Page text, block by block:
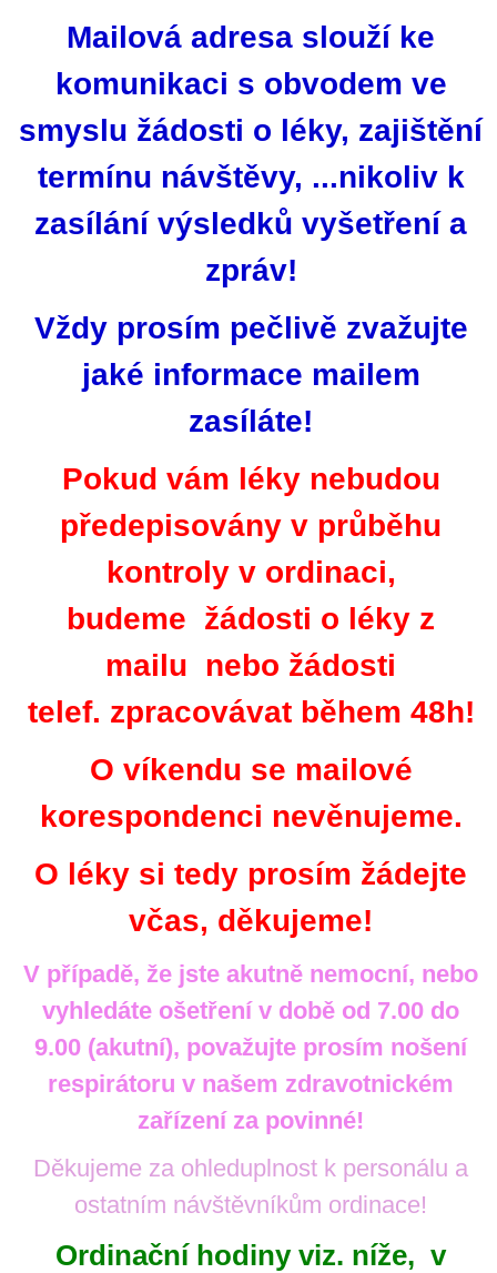
Mailová adresa slouží ke
komunikaci s obvodem ve
smyslu žádosti o léky, zajištění
termínu návštěvy, ...nikoliv k
zasílání výsledků vyšetření a
zpráv!
Vždy prosím pečlivě zvažujte
jaké informace mailem
zasíláte!
Pokud vám léky nebudou
předepisovány v průběhu
kontroly v ordinaci,
budeme žádosti o léky z
mailu nebo žádosti
telef. zpracovávat během 48h!
O víkendu se mailové
korespondenci nevěnujeme.
O léky si tedy prosím žádejte
včas, děkujeme!
V případě, že jste akutně nemocní, nebo
vyhledáte ošetření v době od 7.00 do
9.00 (akutní), považujte prosím nošení
respirátoru v našem zdravotnickém
zařízení za povinné!
Děkujeme za ohleduplnost k personálu a
ostatním návštěvníkům ordinace!
Ordinační hodiny viz. níže, v